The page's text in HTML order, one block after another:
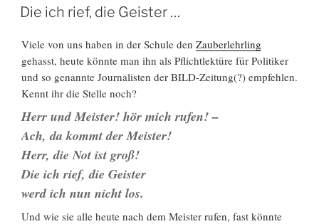
AM
Die ich rief, die Geister …
Viele von uns haben in der Schule den Zauberlehrling
gehasst, heute könnte man ihn als Pflichtlektüre für Politiker
und so genannte Journalisten der BILD-Zeitung(?) empfehlen.
Kennt ihr die Stelle noch?
Herr und Meister! hör mich rufen! –
Ach, da kommt der Meister!
Herr, die Not ist groß!
Die ich rief, die Geister
werd ich nun nicht los.
Und wie sie alle heute nach dem Meister rufen, fast könnte